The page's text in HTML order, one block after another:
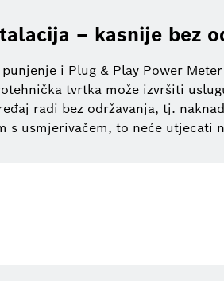
– kasnije bez
i Plug & Play Power
tvrtka može izvršiti
radi bez održavanja, tj.
s usmjerivačem, to neće utjecati